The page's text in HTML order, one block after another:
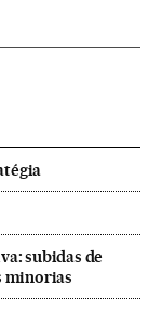
subidas de
minorias